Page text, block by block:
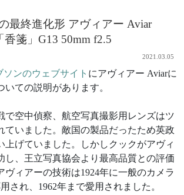
最終進化形 アヴィアー Aviar
「香箋」G13 50mm f2.5
2021.03.05
ンのウェブサイト にアヴィアー Aviarに
いての説明があります。
空中偵察、航空写真撮影用レンズはツ
ていました。敵国の製品だったため英政
上げていました。しかしクックがアヴィ
し、王立写真協会より最高品質との評価
ヴィアーの技術は1924年に一般のカメラ
され、1962年まで愛用されました。